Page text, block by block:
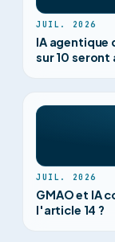
JUIL. 2026
IA agentique
sur 10 seront
JUIL. 2026
GMAO et IA
l'article 14 ?